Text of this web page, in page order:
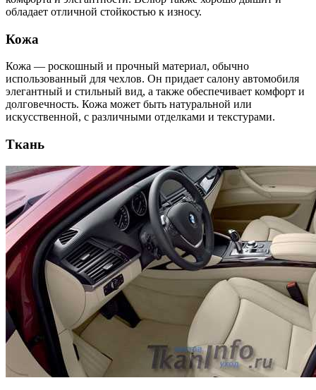
обладает отличной стойкостью к износу.
Кожа
Кожа — роскошный и прочный материал, обычно
использованный для чехлов. Он придает салону автомобиля
элегантный и стильный вид, а также обеспечивает комфорт и
долговечность. Кожа может быть натуральной или
искусственной, с различными отделками и текстурами.
Ткань